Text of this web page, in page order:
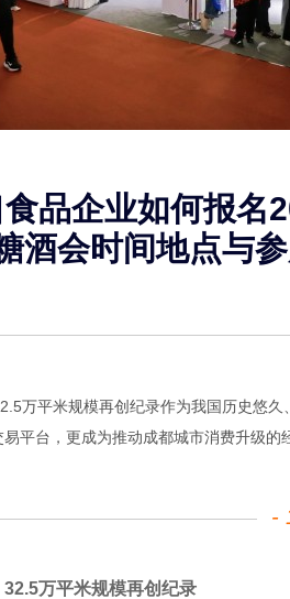
品企业如何报名
酒会时间地点与
万平米规模再创纪录作为我国历史悠
平台，更成为推动成都城市消费升级的
-
32.5万平米规模再创纪录